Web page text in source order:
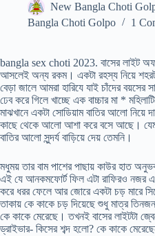
New Bangla Choti
Bangla Choti Golpo
1
bangla sex choti 2023. বাসের লাইট অফ
আসলেই অন্য রকম। একটা রহস্য নিয়ে
বেড়া জালে আমরা হারিযে যাই চাঁদের বয়সের
ঢেব করে গিলে খাচ্ছে এক বাচ্চার মা *
মাঝখানে একটা সোডিয়াম বাতির আলো নিয়ে
কাছে থেকে আলো আশা করে বসে আছে।
বাতির আলো সুন্দর্য বাড়িয়ে দেয় তেমনি।
মধুময় তার বাম পাশের পাছায় কাউর হাত
এই যে আনকমফোর্ট ফিল এটা রাফিরও নজর
করে ধরর ফেলে আর জোরে একটা চড় মারে
তাকায় কে কাকে চড় দিয়েছে শুধু মাত্র
কে কাকে মেরেছে। তখনই বাসের লাইটটা
ড্রাইভার- কিসের শব্দ হলো? কে কাকে